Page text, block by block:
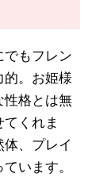
でもフレン
的。お姫様
性格とは無
くれま
、プレイ
います。